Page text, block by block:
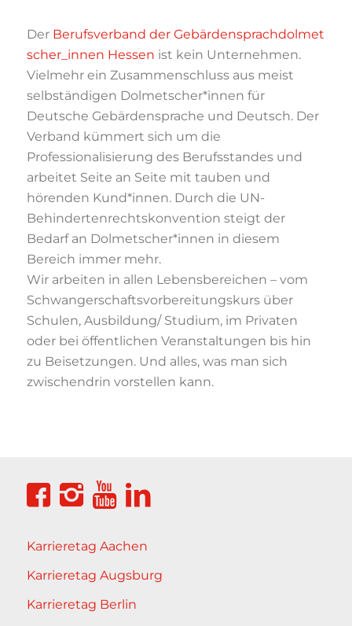
Der Berufsverband der Gebärdensprachdolmet
scher_innen Hessen ist kein Unternehmen.
Vielmehr ein Zusammenschluss aus meist
selbständigen Dolmetscher*innen für
Deutsche Gebärdensprache und Deutsch. Der
Verband kümmert sich um die
Professionalisierung des Berufsstandes und
arbeitet Seite an Seite mit tauben und
hörenden Kund*innen. Durch die UN-
Behindertenrechtskonvention steigt der
Bedarf an Dolmetscher*innen in diesem
Bereich immer mehr.
Wir arbeiten in allen Lebensbereichen – vom
Schwangerschaftsvorbereitungskurs über
Schulen, Ausbildung/ Studium, im Privaten
oder bei öffentlichen Veranstaltungen bis hin
zu Beisetzungen. Und alles, was man sich
zwischendrin vorstellen kann.
Karrieretag Aachen
Karrieretag Augsburg
Karrieretag Berlin